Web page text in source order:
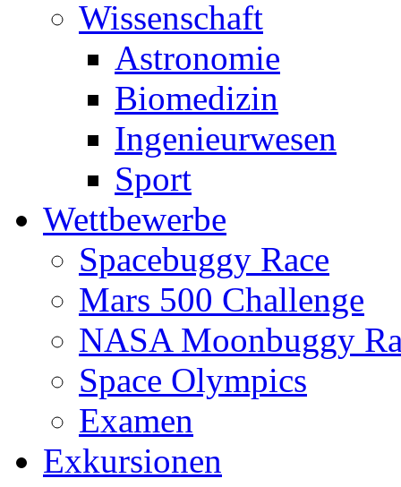
Wissenschaft
Astronomie
Biomedizin
Ingenieurwesen
Sport
Wettbewerbe
Spacebuggy Race
Mars 500 Challenge
NASA Moonbuggy
Space Olympics
Examen
Exkursionen